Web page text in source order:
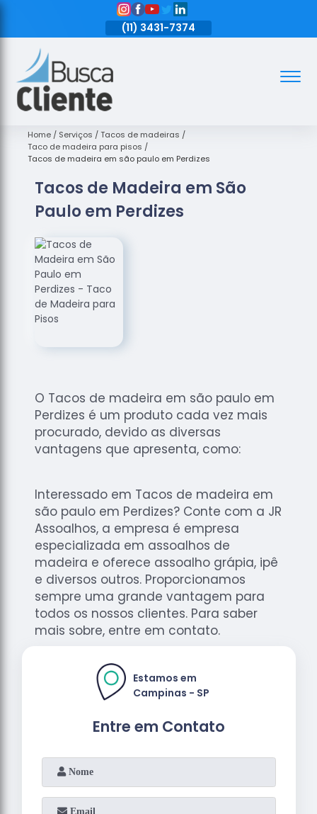
(11) 3431-7374
Assoalhos
de Madeira
Decks de
Empresas
de
de Madeira
Loja de
Assoalhos
Raspagem
de
Raspagem
de Tacos
de
Madeiras
Tacos de
Madeiras
Home Serviços
Tacos de madeiras
Taco de madeira para pisos
Tacos de madeira em são paulo em Perdizes
Tacos de Madeira em São
Paulo em Perdizes
O Tacos de madeira em são paulo em
Perdizes é um produto cada vez mais
procurado, devido as diversas
vantagens que apresenta, como:
Interessado em Tacos de madeira em
são paulo em Perdizes? Conte com a JR
Assoalhos, a empresa é empresa
especializada em assoalhos de
madeira e oferece assoalho grápia, ipê
e diversos outros. Proporcionamos
sempre uma grande vantagem para
todos os nossos clientes. Para saber
mais sobre, entre em contato.
Entre em Contato
Estamos em
Campinas - SP